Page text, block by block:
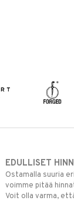
EDULLISET
Ostamalla suuria
voimme pitää
Voit olla varma,